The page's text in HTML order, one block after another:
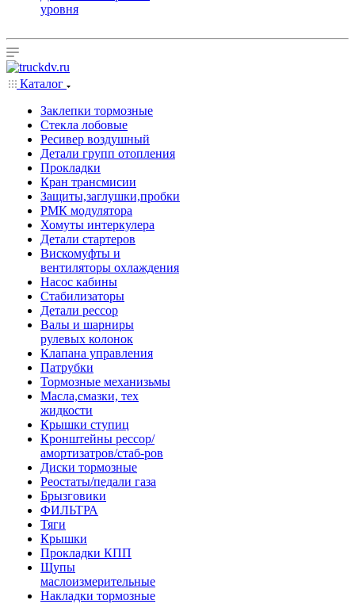
уровня
Каталог
Заклепки тормозные
Стекла лобовые
Ресивер воздушный
Детали групп отопления
Прокладки
Кран трансмисии
Защиты,заглушки,пробки
РМК модулятора
Хомуты интеркулера
Детали стартеров
Вискомуфты и
вентиляторы охлаждения
Насос кабины
Стабилизаторы
Детали рессор
Валы и шарниры
рулевых колонок
Клапана управления
Патрубки
Тормозные механизьмы
Масла,смазки, тех
жидкости
Крышки ступиц
Кронштейны рессор/
амортизатров/стаб-ров
Диски тормозные
Реостаты/педали газа
Брызговики
ФИЛЬТРА
Тяги
Крышки
Прокладки КПП
Щупы
маслоизмерительные
Накладки тормозные